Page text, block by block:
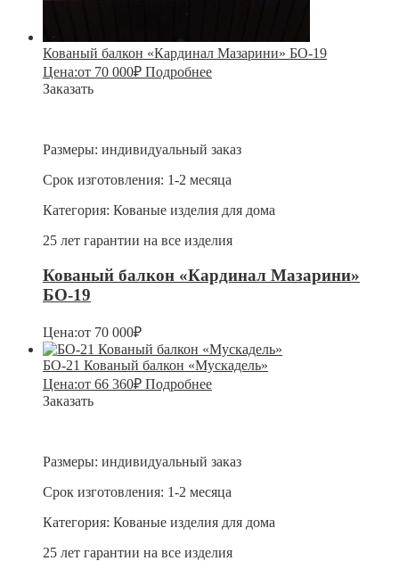
Кованый балкон «Кардинал Мазарини» БО-19
Цена:от 70 000₽ Подробнее
Заказать
Размеры: индивидуальный заказ
Срок изготовления: 1-2 месяца
Категория: Кованые изделия для дома
25 лет гарантии на все изделия
Кованый балкон «Кардинал Мазарини»
БО-19
Цена:от 70 000₽
БО-21 Кованый балкон «Мускадель»
Цена:от 66 360₽ Подробнее
Заказать
Размеры: индивидуальный заказ
Срок изготовления: 1-2 месяца
Категория: Кованые изделия для дома
25 лет гарантии на все изделия